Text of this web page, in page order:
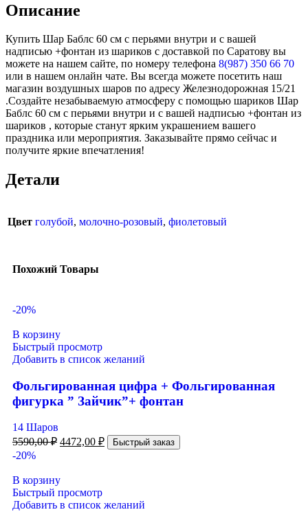
Описание
Купить Шар Баблс 60 см с перьями внутри и с вашей
надписью +фонтан из шариков с доставкой по Саратову вы
можете на нашем сайте, по номеру телефона 8(987) 350 66 70
или в нашем онлайн чате. Вы всегда можете посетить наш
магазин воздушных шаров по адресу Железнодорожная 15/21
.Создайте незабываемую атмосферу с помощью шариков Шар
Баблс 60 см с перьями внутри и с вашей надписью +фонтан из
шариков , которые станут ярким украшением вашего
праздника или мероприятия. Заказывайте прямо сейчас и
получите яркие впечатления!
Детали
Цвет голубой, молочно-розовый, фиолетовый
Похожий Товары
-20%
В корзину
Быстрый просмотр
Добавить в список желаний
Фольгированная цифра + Фольгированная
фигурка ” Зайчик”+ фонтан
14 Шаров
5590,00₽ 4472,00 ₽ Быстрый заказ
-20%
В корзину
Быстрый просмотр
Добавить в список желаний